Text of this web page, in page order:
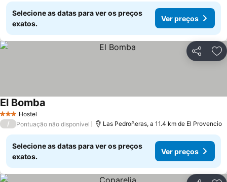
Selecione as datas para ver os preços
exatos.
Ver preços
Partilhar
3 EstrelasHostel
El Bomba
/ Pontuação não disponível Las Pedroñeras, a 11.4 km de El Provencio
Selecione as datas para ver os preços
exatos.
Ver preços